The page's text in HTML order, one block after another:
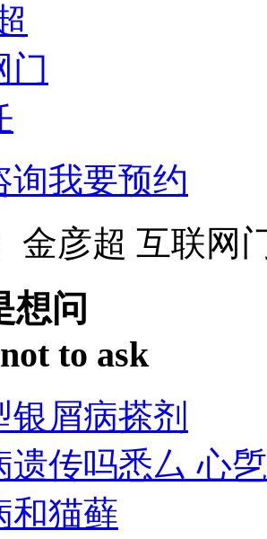
询我要预约
金彦超 互联网
想问
to ask
银屑病搽剂
遗传吗悉厶 心乺
和猫藓